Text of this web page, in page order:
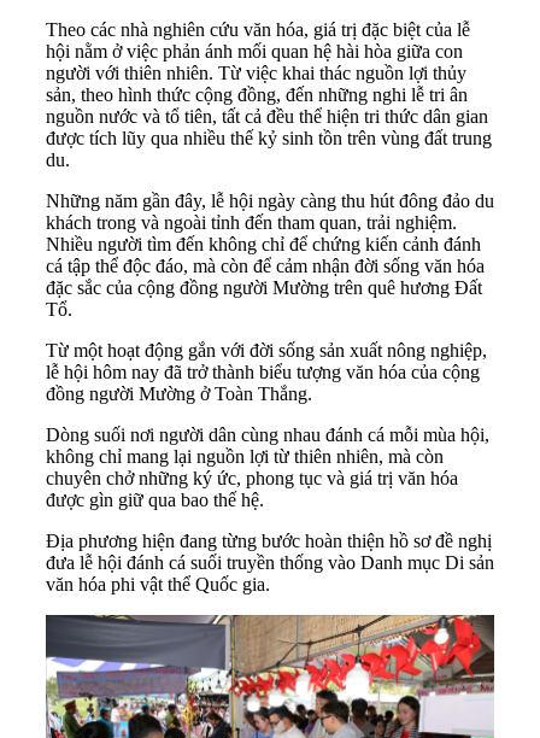
Theo các nhà nghiên cứu văn hóa, giá trị đặc biệt của lễ
hội nằm ở việc phản ánh mối quan hệ hài hòa giữa con
người với thiên nhiên. Từ việc khai thác nguồn lợi thủy
sản, theo hình thức cộng đồng, đến những nghi lễ tri ân
nguồn nước và tổ tiên, tất cả đều thể hiện tri thức dân gian
được tích lũy qua nhiều thế kỷ sinh tồn trên vùng đất trung
du.
Những năm gần đây, lễ hội ngày càng thu hút đông đảo du
khách trong và ngoài tỉnh đến tham quan, trải nghiệm.
Nhiều người tìm đến không chỉ để chứng kiến cảnh đánh
cá tập thể độc đáo, mà còn để cảm nhận đời sống văn hóa
đặc sắc của cộng đồng người Mường trên quê hương Đất
Tổ.
Từ một hoạt động gắn với đời sống sản xuất nông nghiệp,
lễ hội hôm nay đã trở thành biểu tượng văn hóa của cộng
đồng người Mường ở Toàn Thắng.
Dòng suối nơi người dân cùng nhau đánh cá mỗi mùa hội,
không chỉ mang lại nguồn lợi từ thiên nhiên, mà còn
chuyên chở những ký ức, phong tục và giá trị văn hóa
được gìn giữ qua bao thế hệ.
Địa phương hiện đang từng bước hoàn thiện hồ sơ đề nghị
đưa lễ hội đánh cá suối truyền thống vào Danh mục Di sản
văn hóa phi vật thể Quốc gia.